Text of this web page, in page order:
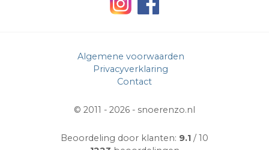
Algemene voorwaarden
Privacyverklaring
Contact
© 2011 - 2026 - snoerenzo.nl
Beoordeling door klanten: 9.1 / 10